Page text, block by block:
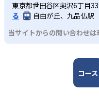
東京都世田谷区奥沢6丁目
る
自由が丘、九品仏駅
当サイトからの問い合わせ
コース